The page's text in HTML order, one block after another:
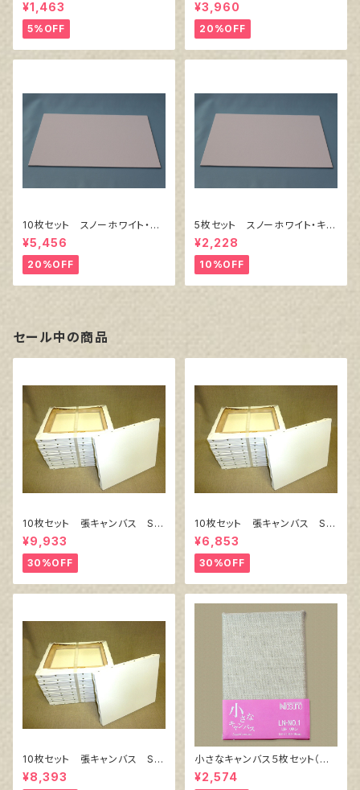
38㎜）
¥1,463
5%OFF
333㎜x242㎜
¥3,960
20%OFF
10枚セット スノーホワイト・キ
ャンバスボード F6 サイズ
410㎜x318㎜
¥5,456
20%OFF
5枚セット スノーホワイト・キャ
ンバスボード F4 サイズ 3
33㎜x242㎜
¥2,228
10%OFF
セール中の商品
10枚セット 張キャンバス Sn
owWhite SPC（綿・ポリエステ
ル）F8 455㎜×380㎜
¥9,933
30%OFF
10枚セット 張キャンバス Sn
owWhite SPC（綿・ポリエステ
ル）F4 333㎜×242㎜
¥6,853
30%OFF
10枚セット 張キャンバス Sn
owWhite SPC（綿・ポリエステ
ル）F6 410㎜×318㎜
¥8,393
小さなキャンバス５枚セット（麻
キャンバス裏面張り）
¥2,574